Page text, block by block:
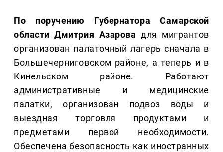
По поручению Губернатора Самарской
области Дмитрия Азарова для мигрантов
организован палаточный лагерь сначала в
Большечерниговском районе, а теперь и в
Кинельском районе. Работают
административные и медицинские
палатки, организован подвоз воды и
выездная торговля продуктами и
предметами первой необходимости.
Обеспечена безопасность как иностранных